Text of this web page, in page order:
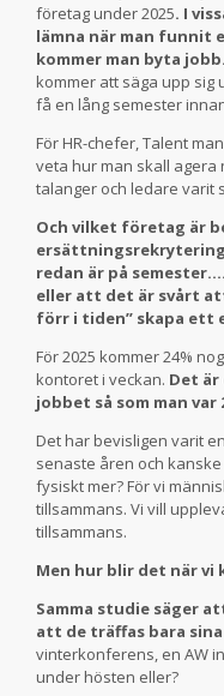
företag under 2025. I
lämna när man funnit
kommer man byta jobb.
kommer att säga upp sig
få en lång semester
För HR-chefer, Talent
veta hur man skall
talanger och ledare varit
Och vilket företag är
redan är på
eller att det är svårt
förr i tiden” skapa ett
För 2025 kommer 24%
kontoret i veckan. Det är
jobbet så som man var
Det har bevisligen varit
senaste åren och
fysiskt mer? För vi
tillsammans. Vi vill
tillsammans.
Men hur blir det när vi
Samma studie säger
att de träffas bara
vinterkonferens, en AW
under hösten eller?